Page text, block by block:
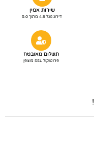
שירות אמין
דירוג גוגל 4.9 מתוך 5.0
תשלום מאובטח
פרוטוקול SSL מוצפן